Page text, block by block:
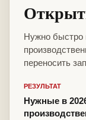
Нужно быстро
переносить
РЕЗУЛЬТАТ
Нужные в